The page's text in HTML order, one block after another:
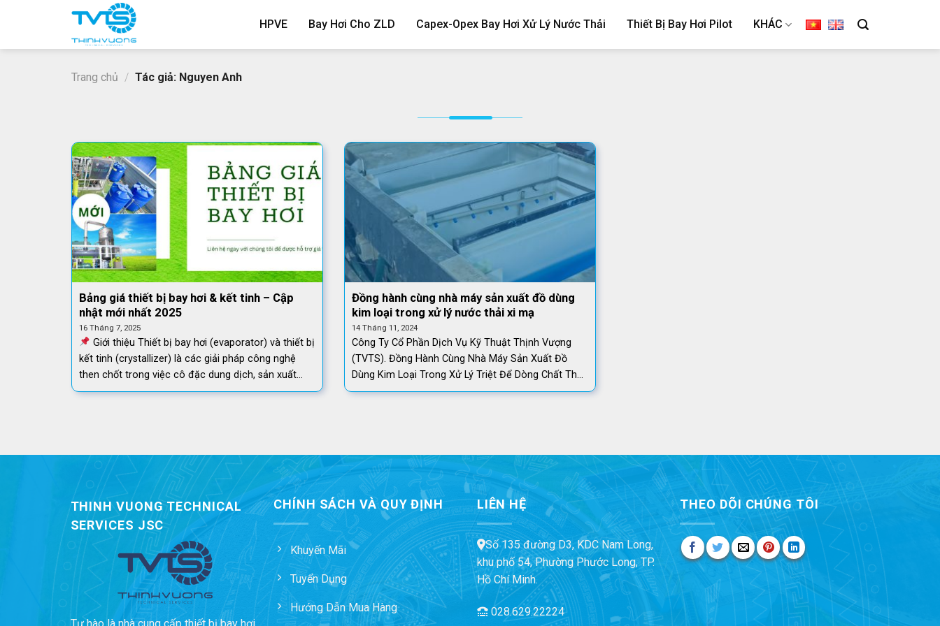
HPVE Bay Hơi Cho ZLD Capex-Opex Bay Hơi Xử Lý Nước Thải Thiết Bị Bay Hơi Pilot KHÁC
Trang chủ / Tác giả: Nguyen Anh
Bảng giá thiết bị bay hơi & kết tinh – Cập
nhật mới nhất 2025
16 Tháng 7, 2025
Giới thiệu Thiết bị bay hơi (evaporator) và thiết bị
kết tinh (crystallizer) là các giải pháp công nghệ
then chốt trong việc cô đặc dung dịch, sản xuất
nguyên vật liệu, hương liệu, cô đặc nước thải, thu [...]
Đồng hành cùng nhà máy sản xuất đồ dùng
kim loại trong xử lý nước thải xi mạ
14 Tháng 11, 2024
Công Ty Cổ Phần Dịch Vụ Kỹ Thuật Thịnh Vượng
(TVTS). Đồng Hành Cùng Nhà Máy Sản Xuất Đồ
Dùng Kim Loại Trong Xử Lý Triệt Để Dòng Chất Thải
Khó Xử Lý – Nước Thải Xi Mạ Khi nhà [...]
THINH VUONG TECHNICAL
SERVICES JSC
CHÍNH SÁCH VÀ QUY ĐỊNH
Khuyến Mãi
Tuyển Dụng
Hướng Dẫn Mua Hàng
LIÊN HỆ
Số 135 đường D3, KDC Nam Long,
khu phố 54, Phường Phước Long, TP.
Hồ Chí Minh.
028.629.22224
THEO DÕI CHÚNG TÔI